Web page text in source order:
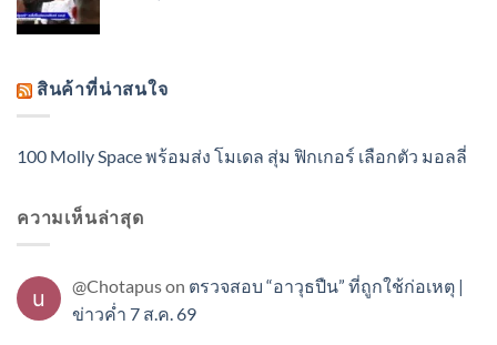
สินค้าที่น่าสนใจ
100 Molly Space พร้อมส่ง โมเดล สุ่ม ฟิกเกอร์ เลือกตัว มอลลี่
ความเห็นล่าสุด
@Chotapuson ตรวจสอบ “อาวุธปืน” ที่ถูกใช้ก่อเหตุ |
ข่าวค่ำ 7 ส.ค. 69